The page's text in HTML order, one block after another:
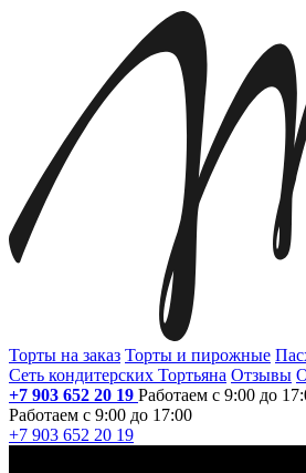
Торты на заказ Торты и пирожные
Сеть кондитерских Тортьяна Отзывы
+7 903 652 20 19 Работаем с 9:00 до
Работаем с 9:00 до 17:00
+7 903 652 20 19